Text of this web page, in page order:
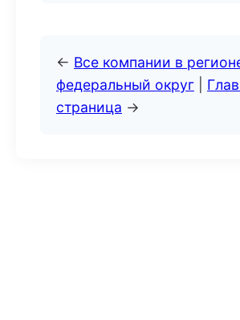
← Все компании в
федеральный округ
страница →